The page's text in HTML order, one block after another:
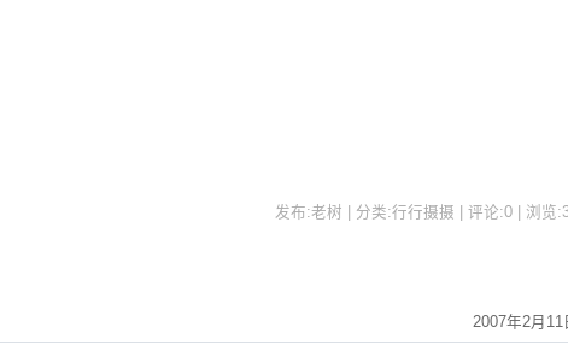
发布:老树 | 分类:行行摄摄 | 评论:0 | 浏览:
2007年2月11